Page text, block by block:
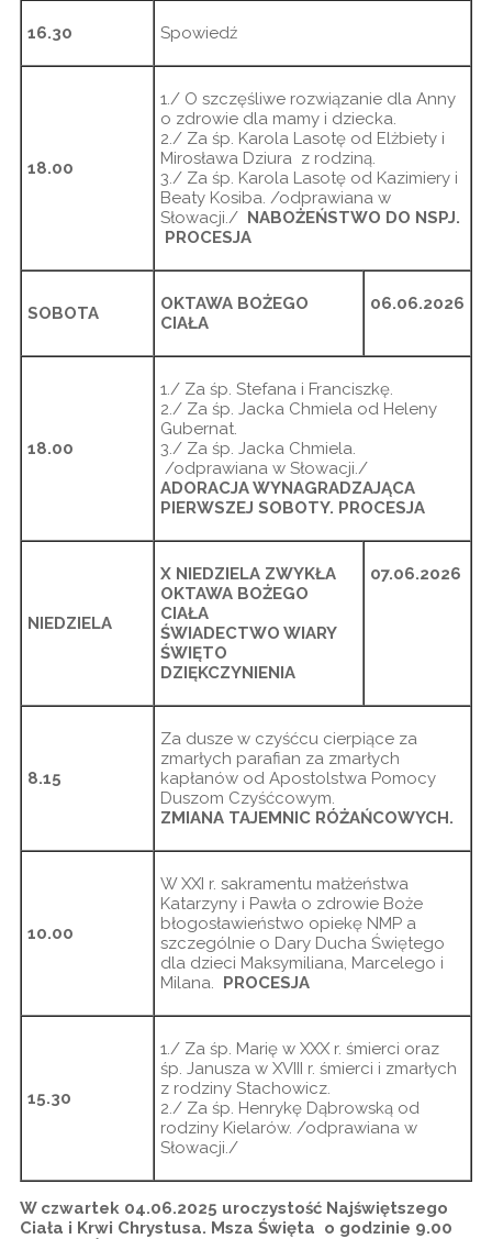
16.30 Spowiedź
18.00
1./ O szczęśliwe rozwiązanie dla Anny
o zdrowie dla mamy i dziecka.
2./ Za śp. Karola Lasotę od Elżbiety i
Mirosława Dziura z rodziną.
3./ Za śp. Karola Lasotę od Kazimiery i
Beaty Kosiba. /odprawiana w
Słowacji./ NABOŻEŃSTWO DO NSPJ.
PROCESJA
SOBOTA
OKTAWA BOŻEGO
CIAŁA
06.06.2026
18.00
1./ Za śp. Stefana i Franciszkę.
2./ Za śp. Jacka Chmiela od Heleny
Gubernat.
3./ Za śp. Jacka Chmiela.
/odprawiana w Słowacji./
ADORACJA WYNAGRADZAJĄCA
PIERWSZEJ SOBOTY. PROCESJA
NIEDZIELA
X NIEDZIELA ZWYKŁA
OKTAWA BOŻEGO
CIAŁA
ŚWIADECTWO WIARY
ŚWIĘTO
DZIĘKCZYNIENIA
07.06.2026
8.15
Za dusze w czyśćcu cierpiące za
zmarłych parafian za zmarłych
kapłanów od Apostolstwa Pomocy
Duszom Czyśćcowym.
ZMIANA TAJEMNIC RÓŻAŃCOWYCH.
10.00
W XXI r. sakramentu małżeństwa
Katarzyny i Pawła o zdrowie Boże
błogosławieństwo opiekę NMP a
szczególnie o Dary Ducha Świętego
dla dzieci Maksymiliana, Marcelego i
Milana. PROCESJA
15.30
1./ Za śp. Marię w XXX r. śmierci oraz
śp. Janusza w XVIII r. śmierci i zmarłych
z rodziny Stachowicz.
2./ Za śp. Henrykę Dąbrowską od
rodziny Kielarów. /odprawiana w
Słowacji./
W czwartek 04.06.2025 uroczystość Najświętszego
Ciała i Krwi Chrystusa. Msza Święta o godzinie 9.00